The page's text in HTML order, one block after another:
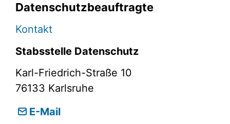
Datenschutzbeauftragte
Kontakt
Stabsstelle Datenschutz
Karl-Friedrich-Straße 10
76133 Karlsruhe
E-Mail